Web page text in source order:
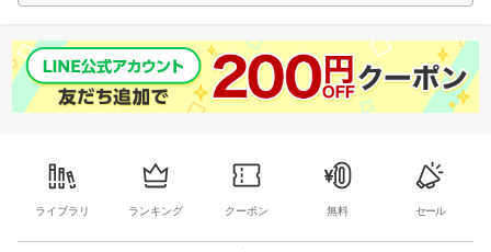
ライブラリ ランキング クーポン 無料 セール